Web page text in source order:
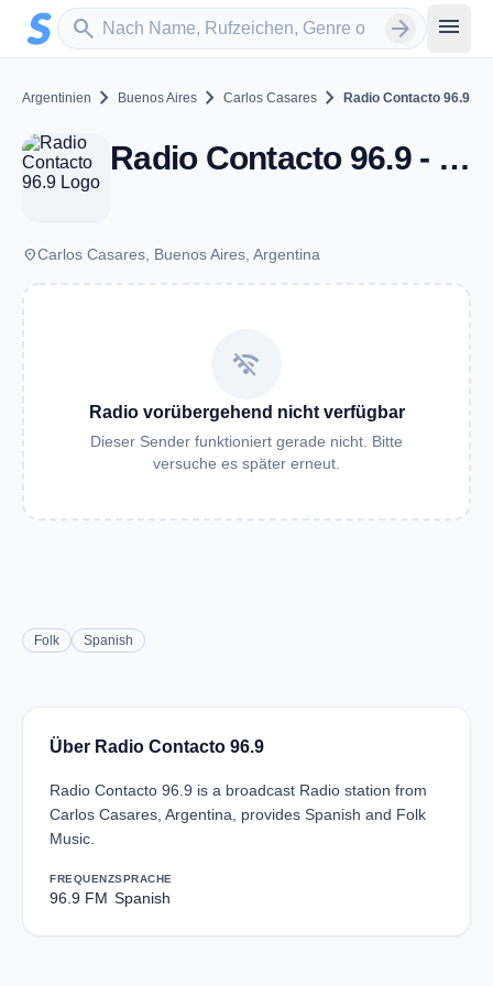
Zum Hauptinhalt springen
search
Sender suchen arrow_forward menu
Argentinien chevron_right Buenos Aires chevron_right Carlos Casares chevron_right Radio Contacto 96.9
Radio Contacto 96.9 - FM 96.9 - Carlos Casares
placeCarlos Casares, Buenos Aires, Argentina
wifi_off
Radio vorübergehend nicht verfügbar
Dieser Sender funktioniert gerade nicht. Bitte
versuche es später erneut.
Folk Spanish
Über Radio Contacto 96.9
Radio Contacto 96.9 is a broadcast Radio station from
Carlos Casares, Argentina, provides Spanish and Folk
Music.
FREQUENZ
96.9 FM
SPRACHE
Spanish